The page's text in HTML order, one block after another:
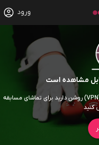
ورود
قابل مشاهده است
آی پی شما خارج از ایران است اگر فیلتر شکن (VPN) روشن دارید برای تماشای مسابقه
کنید